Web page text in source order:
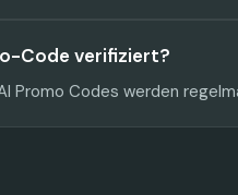
Code verifiziert?
Promo Codes werden